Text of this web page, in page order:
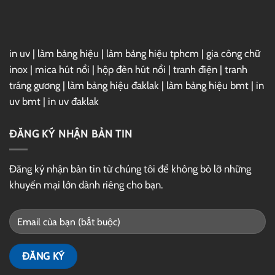
in uv | làm bảng hiệu | làm bảng hiệu tphcm | gia công chữ
inox | mica hút nổi | hộp đèn hút nổi | tranh điện | tranh
tráng gương | làm bảng hiệu đaklak | làm bảng hiệu bmt | in
uv bmt | in uv đaklak
ĐĂNG KÝ NHẬN BẢN TIN
Đăng ký nhận bản tin từ chúng tôi để không bỏ lỡ những
khuyến mại lớn dành riêng cho bạn.